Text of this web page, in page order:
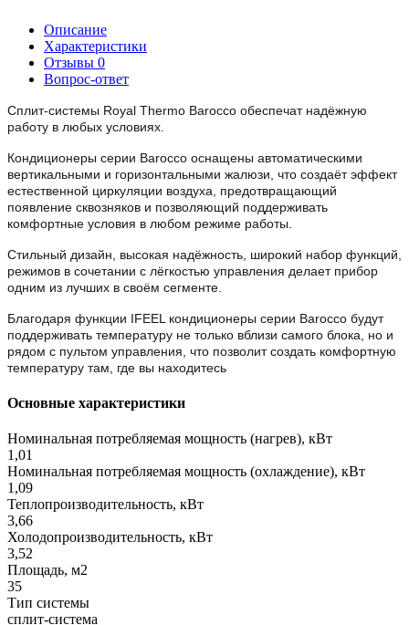
Описание
Характеристики
Отзывы 0
Вопрос-ответ
Сплит-системы Royal Thermo Barocco обеспечат надёжную
работу в любых условиях.
Кондиционеры серии Barocco оснащены автоматическими
вертикальными и горизонтальными жалюзи, что создаёт эффект
естественной циркуляции воздуха, предотвращающий
появление сквозняков и позволяющий поддерживать
комфортные условия в любом режиме работы.
Стильный дизайн, высокая надёжность, широкий набор функций,
режимов в сочетании с лёгкостью управления делает прибор
одним из лучших в своём сегменте.
Благодаря функции IFEEL кондиционеры серии Barocco будут
поддерживать температуру не только вблизи самого блока, но и
рядом с пультом управления, что позволит создать комфортную
температуру там, где вы находитесь
Основные характеристики
Номинальная потребляемая мощность (нагрев), кВт
1,01
Номинальная потребляемая мощность (охлаждение), кВт
1,09
Теплопроизводительность, кВт
3,66
Холодопроизводительность, кВт
3,52
Площадь, м2
35
Тип системы
сплит-система